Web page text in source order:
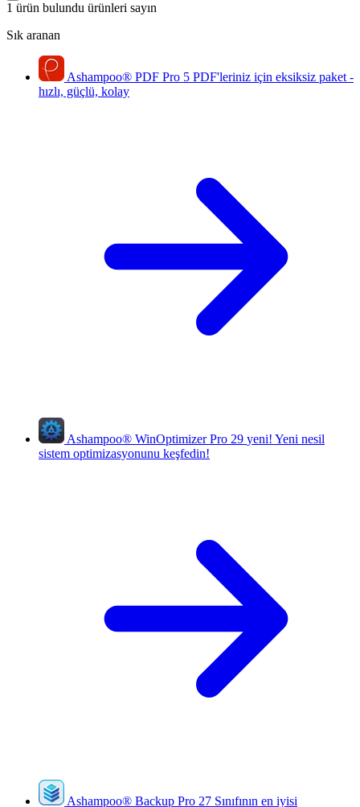
1 ürün bulundu ürünleri sayın
Sık aranan
Ashampoo® PDF Pro 5 PDF'leriniz için eksiksiz paket -
hızlı, güçlü, kolay
Ashampoo® WinOptimizer Pro 29 yeni! Yeni nesil
sistem optimizasyonunu keşfedin!
Ashampoo® Backup Pro 27 Sınıfının en iyisi